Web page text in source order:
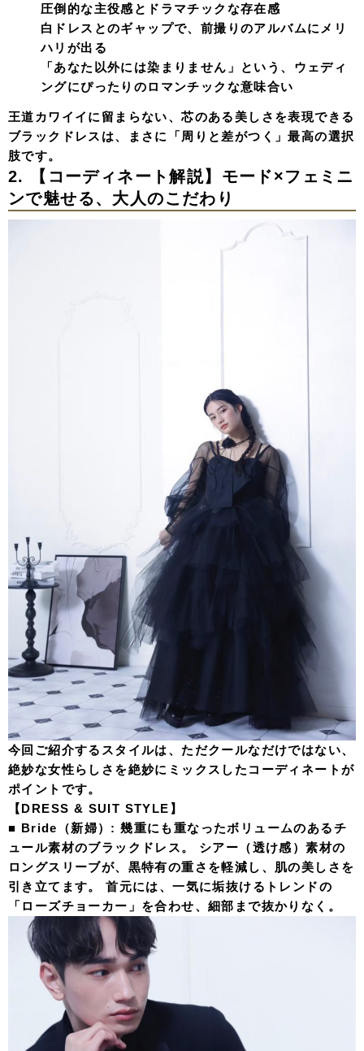
圧倒的な主役感とドラマチックな存在感
白ドレスとのギャップで、前撮りのアルバムにメリ
ハリが出る
「あなた以外には染まりません」という、ウェディ
ングにぴったりのロマンチックな意味合い
王道カワイイに留まらない、芯のある美しさを表現できる
ブラックドレスは、まさに「周りと差がつく」最高の選択
肢です。
2. 【コーディネート解説】モード×フェミニ
ンで魅せる、大人のこだわり
今回ご紹介するスタイルは、ただクールなだけではない、
絶妙な女性らしさを絶妙にミックスしたコーディネートが
ポイントです。
【DRESS & SUIT STYLE】
■ Bride（新婦）: 幾重にも重なったボリュームのあるチ
ュール素材のブラックドレス。 シアー（透け感）素材の
ロングスリーブが、黒特有の重さを軽減し、肌の美しさを
引き立てます。 首元には、一気に垢抜けるトレンドの
「ローズチョーカー」を合わせ、細部まで抜かりなく。